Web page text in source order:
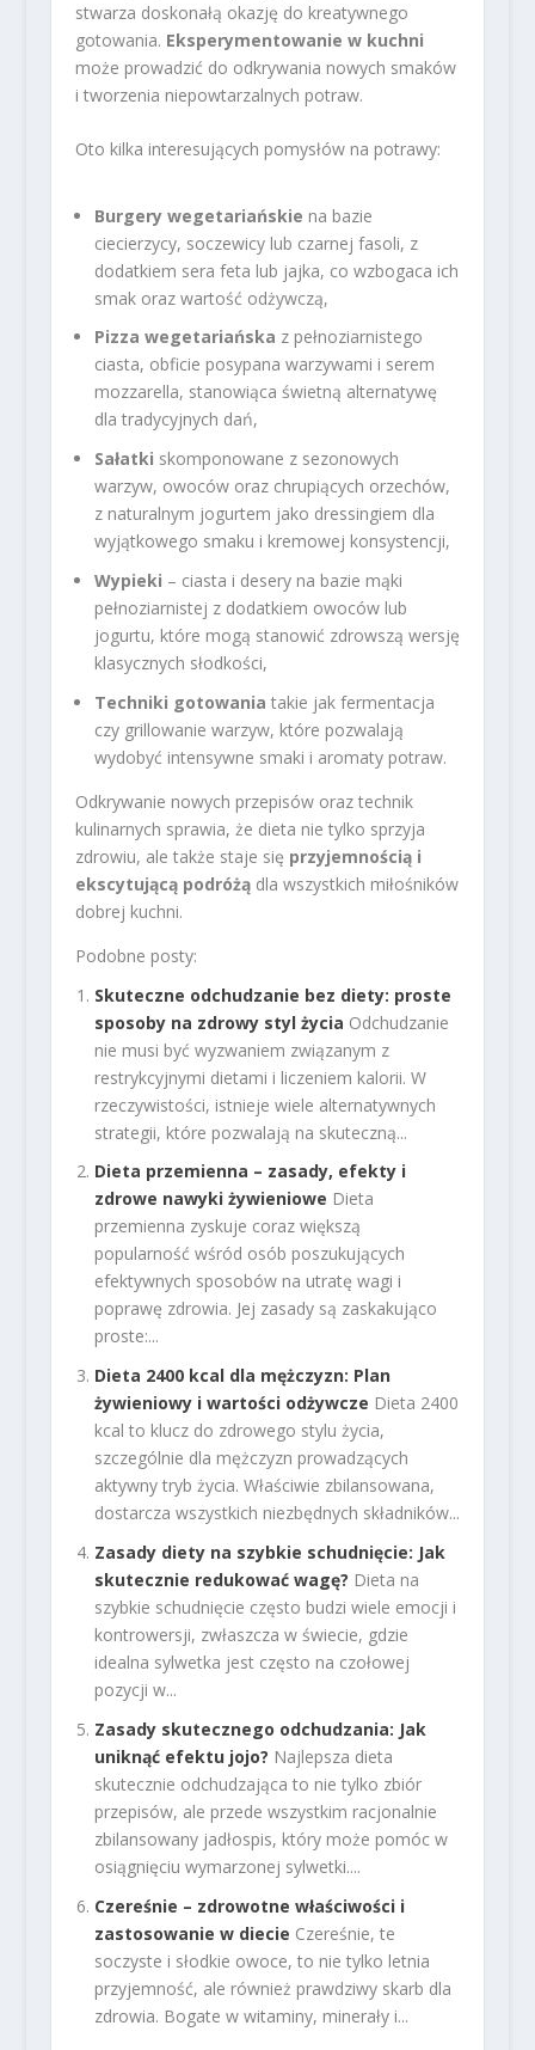
stwarza doskonałą okazję do kreatywnego
gotowania. Eksperymentowanie w kuchni
może prowadzić do odkrywania nowych smaków
i tworzenia niepowtarzalnych potraw.
Oto kilka interesujących pomysłów na potrawy:
Burgery wegetariańskie na bazie
ciecierzycy, soczewicy lub czarnej fasoli, z
dodatkiem sera feta lub jajka, co wzbogaca ich
smak oraz wartość odżywczą,
Pizza wegetariańska z pełnoziarnistego
ciasta, obficie posypana warzywami i serem
mozzarella, stanowiąca świetną alternatywę
dla tradycyjnych dań,
Sałatki skomponowane z sezonowych
warzyw, owoców oraz chrupiących orzechów,
z naturalnym jogurtem jako dressingiem dla
wyjątkowego smaku i kremowej konsystencji,
Wypieki – ciasta i desery na bazie mąki
pełnoziarnistej z dodatkiem owoców lub
jogurtu, które mogą stanowić zdrowszą wersję
klasycznych słodkości,
Techniki gotowania takie jak fermentacja
czy grillowanie warzyw, które pozwalają
wydobyć intensywne smaki i aromaty potraw.
Odkrywanie nowych przepisów oraz technik
kulinarnych sprawia, że dieta nie tylko sprzyja
zdrowiu, ale także staje się przyjemnością i
ekscytującą podróżądla wszystkich miłośników
dobrej kuchni.
Podobne posty:
Skuteczne odchudzanie bez diety: proste
sposoby na zdrowy styl życia Odchudzanie
nie musi być wyzwaniem związanym z
restrykcyjnymi dietami i liczeniem kalorii. W
rzeczywistości, istnieje wiele alternatywnych
strategii, które pozwalają na skuteczną...
Dieta przemienna – zasady, efekty i
zdrowe nawyki żywieniowe Dieta
przemienna zyskuje coraz większą
popularność wśród osób poszukujących
efektywnych sposobów na utratę wagi i
poprawę zdrowia. Jej zasady są zaskakująco
proste:...
Dieta 2400 kcal dla mężczyzn: Plan
żywieniowy i wartości odżywcze Dieta 2400
kcal to klucz do zdrowego stylu życia,
szczególnie dla mężczyzn prowadzących
aktywny tryb życia. Właściwie zbilansowana,
dostarcza wszystkich niezbędnych składników...
Zasady diety na szybkie schudnięcie: Jak
skutecznie redukować wagę? Dieta na
szybkie schudnięcie często budzi wiele emocji i
kontrowersji, zwłaszcza w świecie, gdzie
idealna sylwetka jest często na czołowej
pozycji w...
Zasady skutecznego odchudzania: Jak
uniknąć efektu jojo? Najlepsza dieta
skutecznie odchudzająca to nie tylko zbiór
przepisów, ale przede wszystkim racjonalnie
zbilansowany jadłospis, który może pomóc w
osiągnięciu wymarzonej sylwetki....
Czereśnie – zdrowotne właściwości i
zastosowanie w diecie Czereśnie, te
soczyste i słodkie owoce, to nie tylko letnia
przyjemność, ale również prawdziwy skarb dla
zdrowia. Bogate w witaminy, minerały i...